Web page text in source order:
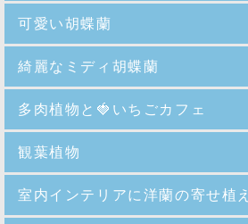
可愛い胡蝶蘭
綺麗なミディ胡蝶蘭
多肉植物と🍓いちごカフェ
観葉植物
室内インテリアに洋蘭の寄せ植え